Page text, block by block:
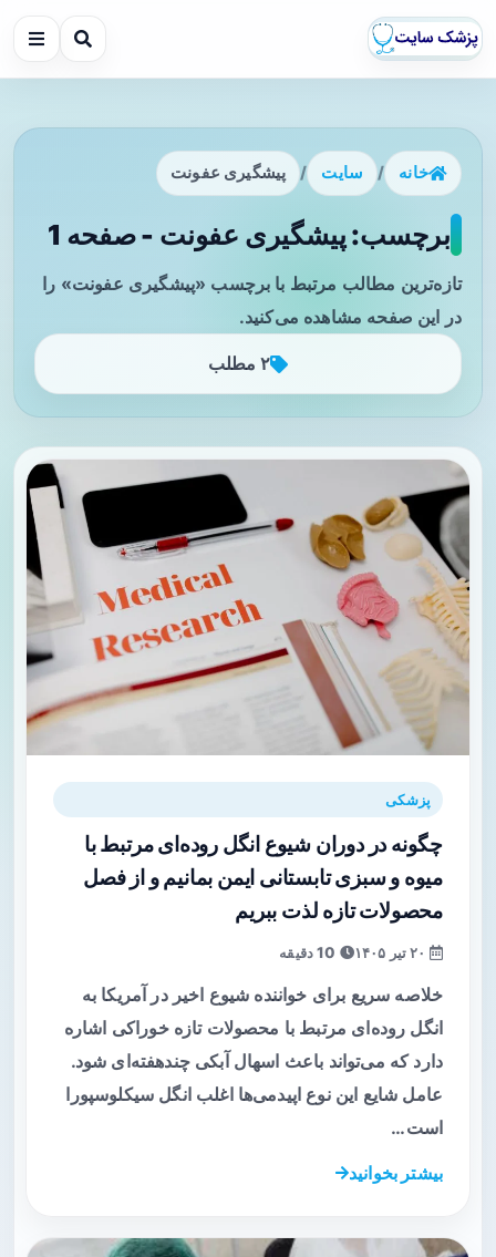
خانه / سایت / پیشگیری عفونت
برچسب: پیشگیری عفونت - صفحه 1
تازه‌ترین مطالب مرتبط با برچسب «پیشگیری عفونت» را
در این صفحه مشاهده می‌کنید.
۲ مطلب
پزشکی
چگونه در دوران شیوع انگل روده‌ای مرتبط با
میوه و سبزی تابستانی ایمن بمانیم و از فصل
محصولات تازه لذت ببریم
خلاصه سریع برای خواننده شیوع اخیر در آمریکا به
انگل روده‌ای مرتبط با محصولات تازه خوراکی اشاره
دارد که می‌تواند باعث اسهال آبکی چندهفته‌ای شود.
عامل شایع این نوع اپیدمی‌ها اغلب انگل سیکلوسپورا
است…
بیشتر بخوانید